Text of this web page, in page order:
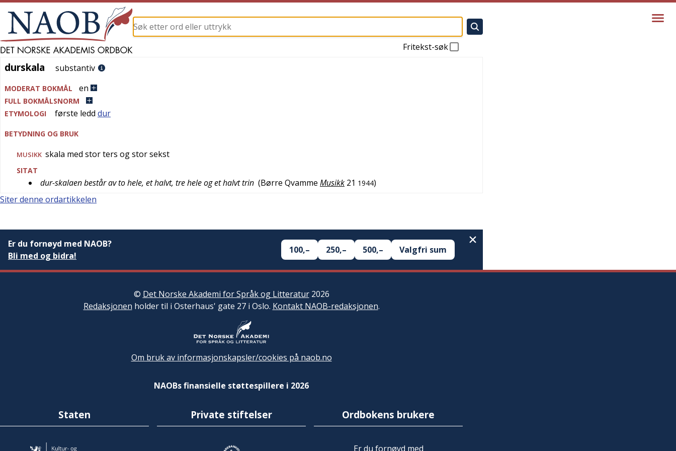
Fritekst-søk
durskala
durskala substantiv
MODERAT BOKMÅL en
FULL BOKMÅLSNORM
ETYMOLOGI
første ledd dur
BETYDNING OG BRUK
MUSIKK skala med stor ters og stor sekst
SITAT
dur-skalaen består av to hele, et halvt, tre hele og et halvt trin (Børre Qvamme Musikk 21 1944)
Siter denne ordartikkelen
Er du fornøyd med NAOB?
Bli med og bidra!
100,– 250,– 500,– Valgfri sum
© Det Norske Akademi for Språk og Litteratur2026
Redaksjonen holder til i Osterhaus' gate 27 i Oslo. Kontakt NAOB-redaksjonen.
Om bruk av informasjonskapsler/cookies på naob.no
NAOBs finansielle støttespillere i 2026
Staten Private stiftelser Ordbokens brukere
Er du fornøyd med